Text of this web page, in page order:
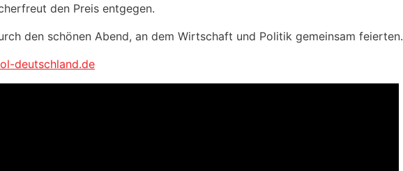
den Preis entgegen.
den schönen Abend, an dem Wirtschaft und Politik gemeinsam feierten.
deutschland.de